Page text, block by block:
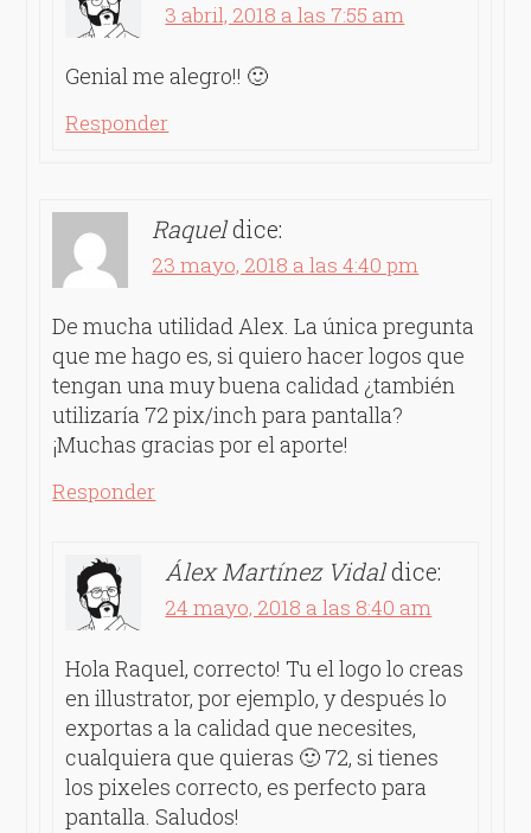
3 abril, 2018 a las 7:55 am
Genial me alegro!! 🙂
Responder
Raqueldice:
23 mayo, 2018 a las 4:40 pm
De mucha utilidad Alex. La única pregunta
que me hago es, si quiero hacer logos que
tengan una muy buena calidad ¿también
utilizaría 72 pix/inch para pantalla?
¡Muchas gracias por el aporte!
Responder
Álex Martínez Vidaldice:
24 mayo, 2018 a las 8:40 am
Hola Raquel, correcto! Tu el logo lo creas
en illustrator, por ejemplo, y después lo
exportas a la calidad que necesites,
cualquiera que quieras 🙂 72, si tienes
los pixeles correcto, es perfecto para
pantalla. Saludos!